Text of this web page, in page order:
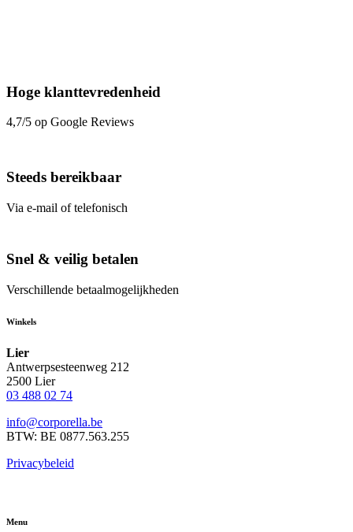
Hoge klanttevredenheid
4,7/5 op Google Reviews
Steeds bereikbaar
Via e-mail of telefonisch
Snel & veilig betalen
Verschillende betaalmogelijkheden
Winkels
Lier
Antwerpsesteenweg 212
2500 Lier
03 488 02 74
info@corporella.be
BTW: BE 0877.563.255
Privacybeleid
Menu